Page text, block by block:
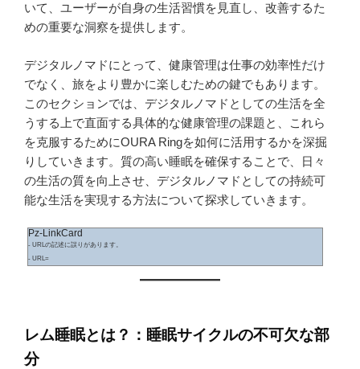
いて、ユーザーが自身の生活習慣を見直し、改善するた
めの重要な洞察を提供します。
デジタルノマドにとって、健康管理は仕事の効率性だけ
でなく、旅をより豊かに楽しむための鍵でもあります。
このセクションでは、デジタルノマドとしての生活を全
うする上で直面する具体的な健康管理の課題と、これら
を克服するためにOURA Ringを如何に活用するかを深掘
りしていきます。質の高い睡眠を確保することで、日々
の生活の質を向上させ、デジタルノマドとしての持続可
能な生活を実現する方法について探求していきます。
Pz-LinkCard
- URLの記述に誤りがあります。
- URL=
レム睡眠とは？：睡眠サイクルの不可欠な部
分